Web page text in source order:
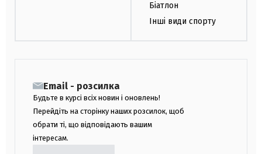
Біатлон
Інші види спорту
Email - розсилка
Будьте в курсі всіх новин і оновлень!
Перейдіть на сторінку наших розсилок, щоб
обрати ті, що відповідають вашим
інтересам.